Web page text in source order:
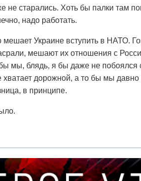
не старались. Хоть бы палки там
надо работать.
мешает Украине вступить в НАТО.
мешают их отношения с
мы, блядь, я бы даже не побоялся
дорожной, а то бы мы давно
в принципе.